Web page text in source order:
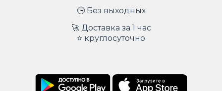
🕒 Без выходных
🚀 Доставка за 1 час
⭐ круглосуточно